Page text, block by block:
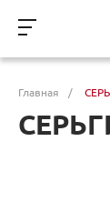
Главная /